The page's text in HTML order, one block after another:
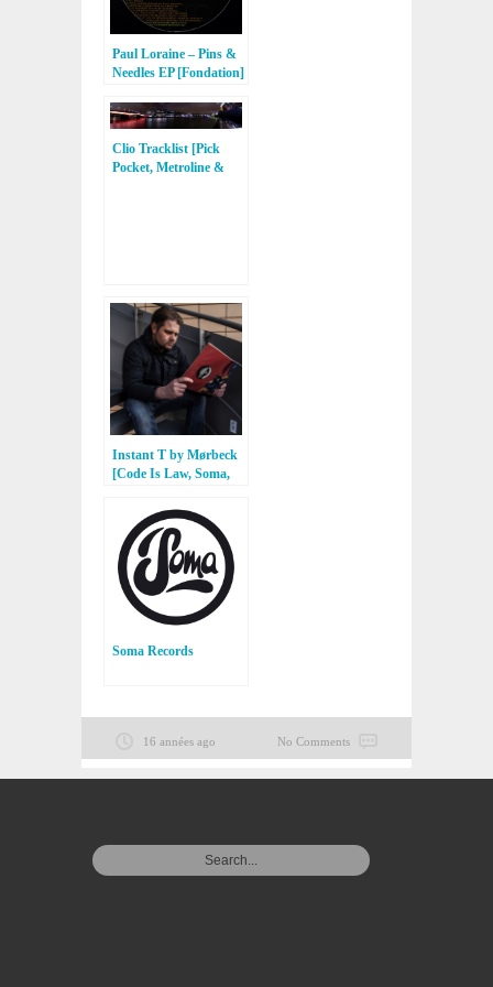
Paul Loraine – Pins &
Needles EP [Fondation]
Clio Tracklist [Pick
Pocket, Metroline &
Instant T by Mørbeck
[Code Is Law, Soma,
Soma Records
16 années ago No Comments